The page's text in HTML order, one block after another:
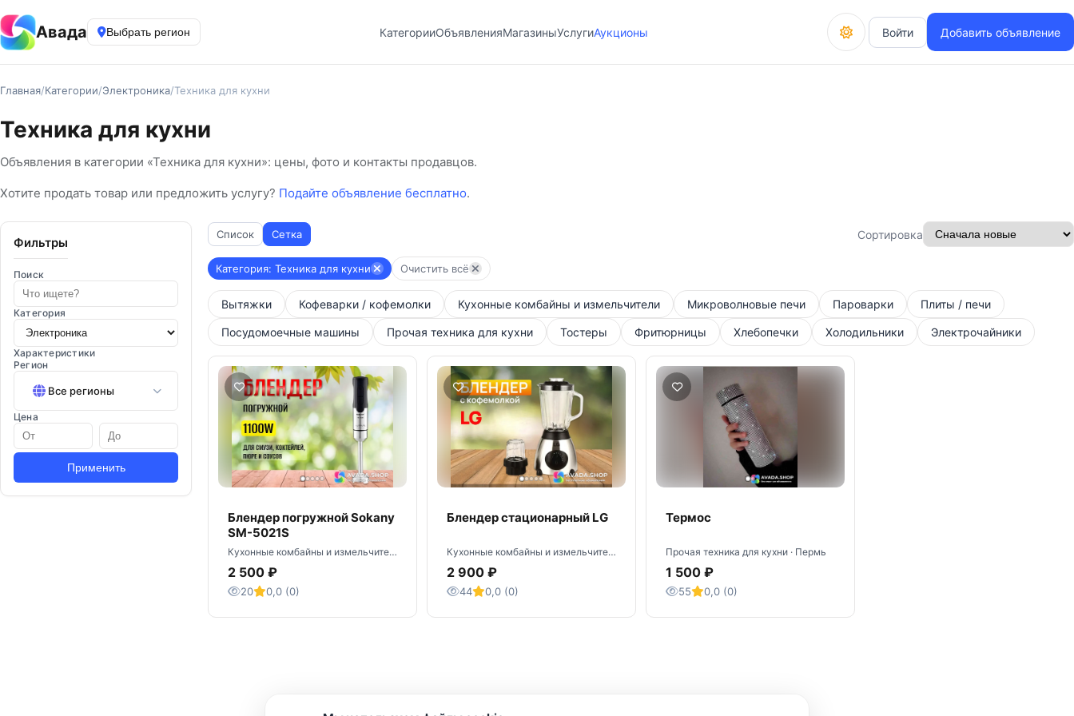
Авада Выбрать регион КатегорииОбъявленияМагазиныУслугиАукционы Войти Добавить объявление
Главная/Категории/Электроника/Техника для кухни
Техника для кухни
Объявления в категории «Техника для кухни»: цены, фото и контакты продавцов.
Хотите продать товар или предложить услугу? Подайте объявление бесплатно.
Фильтры
Поиск
Категория
Характеристики
Регион
Все регионы
Цена
Применить
Список Сетка Сортировка
Категория: Техника для кухни Очистить всё
Вытяжки Кофеварки / кофемолки Кухонные комбайны и измельчители Микроволновые печи Пароварки Плиты / печи
Посудомоечные машины Прочая техника для кухни Тостеры Фритюрницы Хлебопечки Холодильники Электрочайники
Блендер погружной Sokany
SM-5021S
Кухонные комбайны и измельчители · Грозный
2 500 ₽
20 0,0 (0)
Блендер стационарный LG
Кухонные комбайны и измельчители · Грозный
2 900 ₽
44 0,0 (0)
Термос
Прочая техника для кухни · Пермь
1 500 ₽
55 0,0 (0)